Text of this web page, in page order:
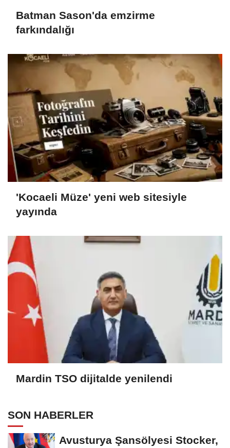
Batman Sason'da emzirme
farkındalığı
'Kocaeli Müze' yeni web sitesiyle
yayında
Mardin TSO dijitalde yenilendi
SON HABERLER
Avusturya Şansölyesi Stocker,